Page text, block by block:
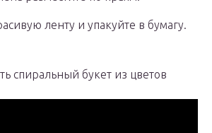
ленту и упакуйте в бумагу.
спиральный букет из цветов